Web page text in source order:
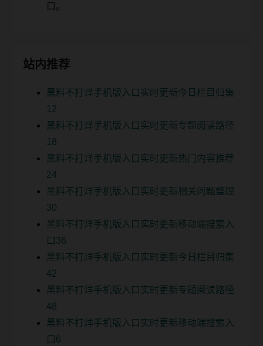
口。
站内推荐
黑料不打烊手机版入口实时更新今日栏目归集
12
黑料不打烊手机版入口实时更新专题阅读路径
18
黑料不打烊手机版入口实时更新热门内容推荐
24
黑料不打烊手机版入口实时更新相关问题整理
30
黑料不打烊手机版入口实时更新移动端搜索入
口36
黑料不打烊手机版入口实时更新今日栏目归集
42
黑料不打烊手机版入口实时更新专题阅读路径
48
黑料不打烊手机版入口实时更新移动端搜索入
口6